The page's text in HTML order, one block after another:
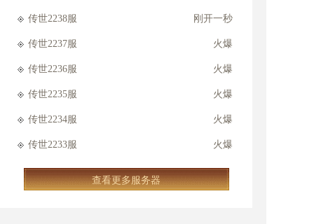
传世2238服 刚开一秒
传世2237服 火爆
传世2236服 火爆
传世2235服 火爆
传世2234服 火爆
传世2233服 火爆
查看更多服务器